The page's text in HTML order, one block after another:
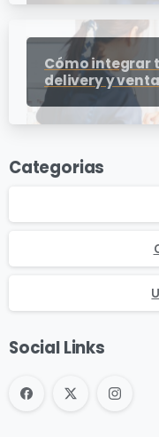
Cómo integrar
delivery y
punto de
Categorias
Social Links